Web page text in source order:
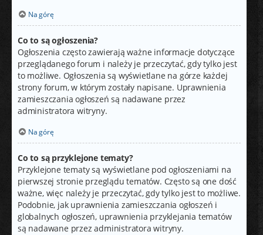
Na górę
Co to są ogłoszenia?
Ogłoszenia często zawierają ważne informacje dotyczące
przeglądanego forum i należy je przeczytać, gdy tylko jest
to możliwe. Ogłoszenia są wyświetlane na górze każdej
strony forum, w którym zostały napisane. Uprawnienia
zamieszczania ogłoszeń są nadawane przez
administratora witryny.
Na górę
Co to są przyklejone tematy?
Przyklejone tematy są wyświetlane pod ogłoszeniami na
pierwszej stronie przeglądu tematów. Często są one dość
ważne, więc należy je przeczytać, gdy tylko jest to możliwe.
Podobnie, jak uprawnienia zamieszczania ogłoszeń i
globalnych ogłoszeń, uprawnienia przyklejania tematów
są nadawane przez administratora witryny.